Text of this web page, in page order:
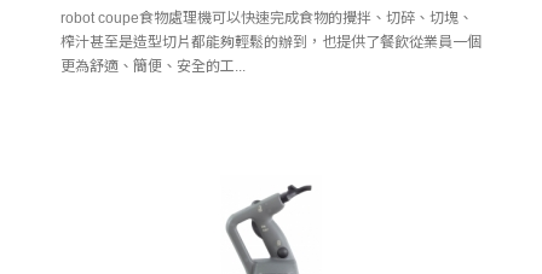
robot coupe食物處理機可以快速完成食物的攪拌、切碎、切塊、
榨汁甚至是造型切片都能夠輕鬆的辦到，也提供了餐飲從業員一個
更為舒適、簡便、安全的工...